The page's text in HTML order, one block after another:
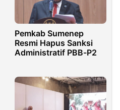
Pemkab Sumenep
Resmi Hapus Sanksi
Administratif PBB-P2